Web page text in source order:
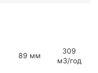
89 мм
309
мЗ/год